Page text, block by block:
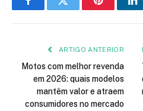
FacebookTwitter Pinterest
ARTIGO ANTERIOR
Motos com melhor revenda
em 2026: quais modelos
mantêm valor e atraem
consumidores no mercado